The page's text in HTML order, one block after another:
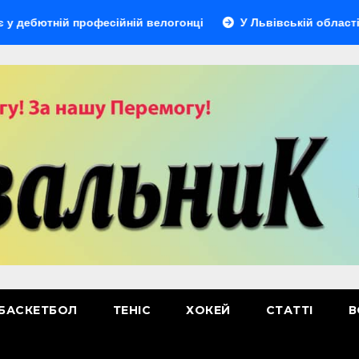
професійній велогонці У Львівській області
ТЕНІС ХОКЕЙ СТАТТІ